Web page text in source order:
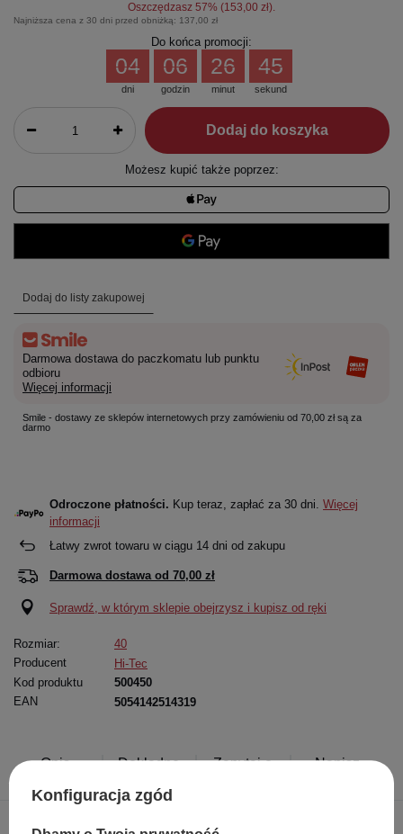
Oszczędzasz 57% (153,00 zł).
Najniższa cena z 30 dni przed obniżką: 137,00 zł
Do końca promocji:
dni
04
godzin
06
minut
26
sekund
45
Dodaj do koszyka
Możesz kupić także poprzez:
Dodaj do listy zakupowej
Darmowa dostawa do paczkomatu lub punktu
odbioru
Więcej informacji
Smile - dostawy ze sklepów internetowych przy zamówieniu od 70,00 zł są za
darmo
Odroczone płatności. Kup teraz, zapłać za 30 dni. Więcej
informacji
Łatwy zwrot towaru w ciągu 14 dni od zakupu
Darmowa dostawa od 70,00 zł
Sprawdź, w którym sklepie obejrzysz i kupisz od ręki
Rozmiar:
40
Producent
Hi-Tec
Kod produktu
500450
EAN
5054142514319
Opis
Dokładne
Zapytaj o
Napisz
Konfiguracja zgód